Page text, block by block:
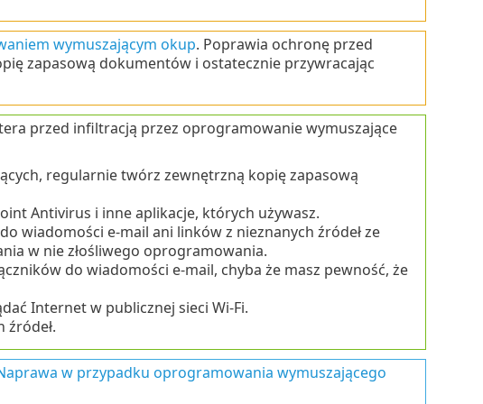
wymuszającym okup. Poprawia ochronę przed
zapasową dokumentów i ostatecznie przywracając
przed infiltracją przez oprogramowanie wymuszające
regularnie twórz zewnętrzną kopię zapasową
Antivirus i inne aplikacje, których używasz.
wiadomości e-mail ani linków z nieznanych źródeł ze
w nie złośliwego oprogramowania.
do wiadomości e-mail, chyba że masz pewność, że
Internet w publicznej sieci Wi-Fi.
źródeł.
w przypadku oprogramowania wymuszającego